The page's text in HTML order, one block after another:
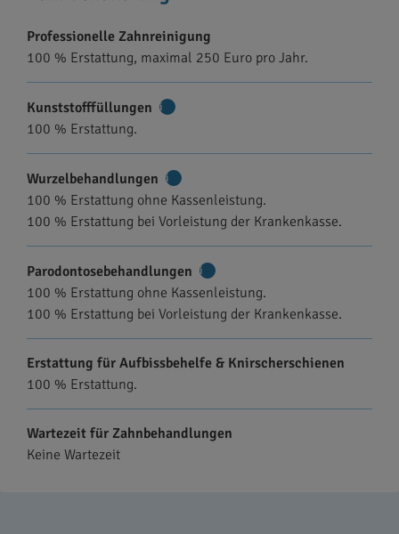
Professionelle Zahnreinigung
100 % Erstattung, maximal 250 Euro pro Jahr.
Kunststofffüllungen
100 % Erstattung.
Wurzelbehandlungen
Informationen
100 % Erstattung ohne Kassenleistung.
100 % Erstattung bei Vorleistung der Krankenkasse.
Parodontosebehandlungen
Informationen
100 % Erstattung ohne Kassenleistung.
100 % Erstattung bei Vorleistung der Krankenkasse.
Erstattung für Aufbissbehelfe & Knirscherschienen
100 % Erstattung.
Wartezeit für Zahnbehandlungen
Keine Wartezeit